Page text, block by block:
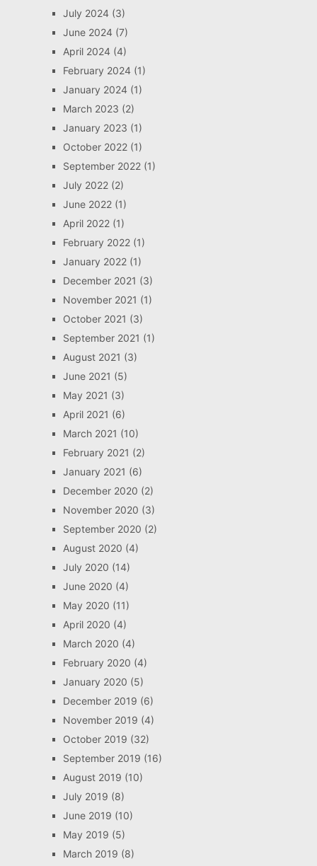
July 2024(3)
June 2024(7)
April 2024(4)
February 2024(1)
January 2024(1)
March 2023 (2)
January 2023 (1)
October 2022(1)
September 2022(1)
July 2022(2)
June 2022(1)
April 2022(1)
February 2022(1)
January 2022(1)
December 2021 (3)
November 2021 (1)
October 2021 (3)
September 2021 (1)
August 2021 (3)
June 2021 (5)
May 2021 (3)
April 2021 (6)
March 2021 (10)
February 2021 (2)
January 2021 (6)
December 2020 (2)
November 2020 (3)
September 2020 (2)
August 2020 (4)
July 2020 (14)
June 2020 (4)
May 2020 (11)
April 2020 (4)
March 2020 (4)
February 2020 (4)
January 2020 (5)
December 2019 (6)
November 2019 (4)
October 2019 (32)
September 2019 (16)
August 2019 (10)
July 2019 (8)
June 2019 (10)
May 2019 (5)
March 2019 (8)